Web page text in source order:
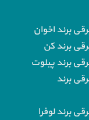
برند اخوان
برند کن
برند پیلوت
برند
برند لوفرا